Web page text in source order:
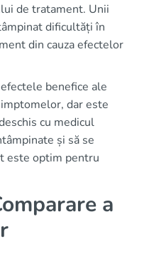
de tratament. Unii
dificultăți în
din cauza efectelor
benefice ale
dar este
cu medicul
și să se
este optim pentru
a